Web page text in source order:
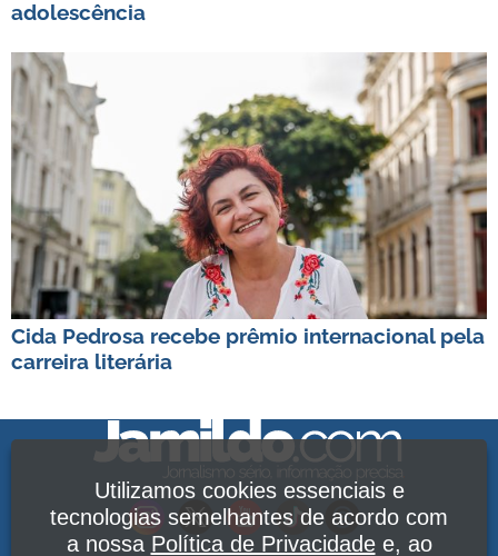
adolescência
Cida Pedrosa recebe prêmio internacional pela
carreira literária
Utilizamos cookies essenciais e
tecnologias semelhantes de acordo com
a nossa Política de Privacidadee, ao